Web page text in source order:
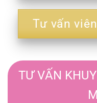
Tư vấn
TƯ VẤN